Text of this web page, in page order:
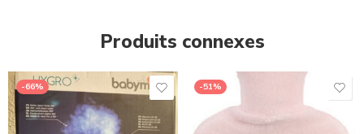
Produits connexes
-66% -51%